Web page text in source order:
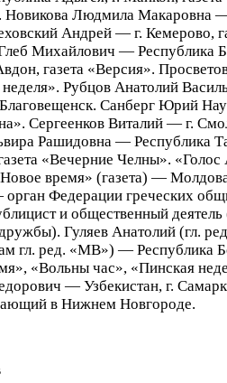
Новикова Людмила Макаровна —
Андрей — г. Кемерово,
Михайлович — Республика
газета «Версия».
Рубцов Анатолий
Благовещенск. Санберг Юрий
Сергеенков Виталий — г.
Рашидовна — Республика
«Вечерние Челны».
время» (газета) —
Федерации греческих
и общественный
Гуляев Анатолий (гл.
гл. ред. «МВ») — Республика
«Вольны час», «Пинская
— Узбекистан, г.
в Нижнем Новгороде.